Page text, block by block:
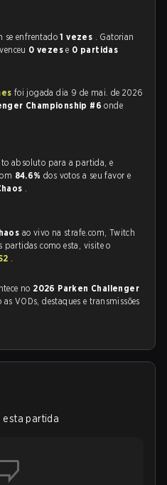
se enfrentado1 vezes . Gatorian
0 vezese 0 partidas
foi jogada dia 9 de mai. de 2026
Championship #6onde
absoluto para a partida, e
84.6%dos votos a seu favor e
.
ao vivo na strafe.com, Twitch
partidas como esta, visite o
.
no 2026 Parken Challenger
as VODs, destaques e transmissões
esta partida